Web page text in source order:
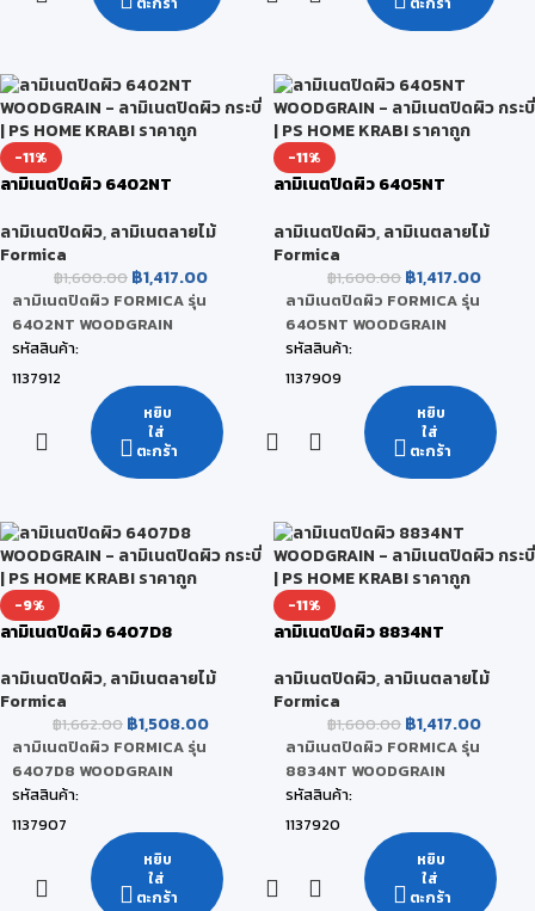
ขนาดสินค้า:
122 x 244 x 0.08 CM
หน่วยนับ:
แผ่น
สินค้าพร้อมส่ง (จัดส่งภายใน 2-5 วัน)
ขนาดสินค้า:
122 x 244 x 0.08 CM
หน่วยนับ:
แผ่น
สินค้าพร้อมส่ง (จัดส่งภายใน 2-5 วัน)
-11%
ลามิเนตปิดผิว 6402NT
ลามิเนตปิดผิว,ลามิเนตลายไม้
Formica
฿1,600.00 ฿1,417.00
ลามิเนตปิดผิว FORMICA รุ่น
6402NT WOODGRAIN
รหัสสินค้า:
1137912
FORMICA
ขนาดสินค้า:
122 x 244 x 0.08 CM
หน่วยนับ:
แผ่น
สินค้าพร้อมส่ง (จัดส่งภายใน 2-5 วัน)
หยิบ
ใส่
ตะกร้า
-11%
ลามิเนตปิดผิว 6405NT
ลามิเนตปิดผิว,ลามิเนตลายไม้
Formica
฿1,600.00 ฿1,417.00
ลามิเนตปิดผิว FORMICA รุ่น
6405NT WOODGRAIN
รหัสสินค้า:
1137909
FORMICA
ขนาดสินค้า:
122 x 244 x 0.08 CM
หน่วยนับ:
แผ่น
สินค้าพร้อมส่ง (จัดส่งภายใน 2-5 วัน)
หยิบ
ใส่
ตะกร้า
-9%
ลามิเนตปิดผิว 6407D8
ลามิเนตปิดผิว,ลามิเนตลายไม้
Formica
฿1,662.00 ฿1,508.00
ลามิเนตปิดผิว FORMICA รุ่น
6407D8 WOODGRAIN
รหัสสินค้า:
1137907
FORMICA
หยิบ
ใส่
ตะกร้า
-11%
ลามิเนตปิดผิว 8834NT
ลามิเนตปิดผิว,ลามิเนตลายไม้
Formica
฿1,600.00 ฿1,417.00
ลามิเนตปิดผิว FORMICA รุ่น
8834NT WOODGRAIN
รหัสสินค้า:
1137920
FORMICA
หยิบ
ใส่
ตะกร้า